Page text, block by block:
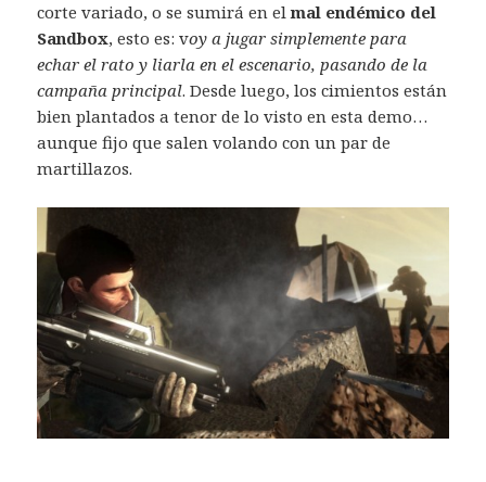
corte variado, o se sumirá en elmal endémico del
Sandbox, esto es: voy a jugar simplemente para
echar el rato y liarla en el escenario, pasando de la
campaña principal. Desde luego, los cimientos están
bien plantados a tenor de lo visto en esta demo…
aunque fijo que salen volando con un par de
martillazos.